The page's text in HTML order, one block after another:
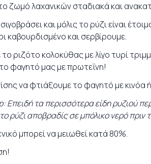
ζωμό λαχανικών σταδιακά και
και μόλις το ρύζι είναι
καβουρδισμένο και σερβίρουμε.
ριζότο κολοκύθας με λίγο τυρί
φαγητό μας με πρωτεΐνη!
να φτιάξουμε το φαγητό με κινόα
Επειδή τα περισσότερα είδη ρυζιού
ρύζι αποβραδίς σε μπόλικο νερό πριν
μπορεί να μειωθεί κατά 80%.